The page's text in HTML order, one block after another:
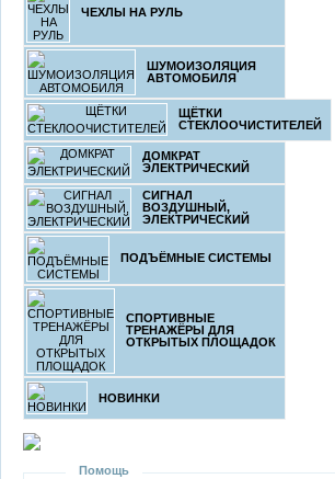
ЧЕХЛЫ НА РУЛЬ
ШУМОИЗОЛЯЦИЯ
АВТОМОБИЛЯ
ЩЁТКИ
СТЕКЛООЧИСТИТЕЛЕЙ
ДОМКРАТ
ЭЛЕКТРИЧЕСКИЙ
СИГНАЛ
ВОЗДУШНЫЙ,
ЭЛЕКТРИЧЕСКИЙ
ПОДЪЁМНЫЕ СИСТЕМЫ
СПОРТИВНЫЕ
ТРЕНАЖЁРЫ ДЛЯ
ОТКРЫТЫХ ПЛОЩАДОК
НОВИНКИ
Помощь